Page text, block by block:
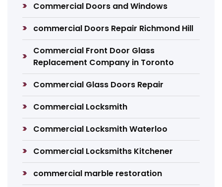
Commercial Doors and Windows
commercial Doors Repair Richmond Hill
Commercial Front Door Glass
Replacement Company in Toronto
Commercial Glass Doors Repair
Commercial Locksmith
Commercial Locksmith Waterloo
Commercial Locksmiths Kitchener
commercial marble restoration